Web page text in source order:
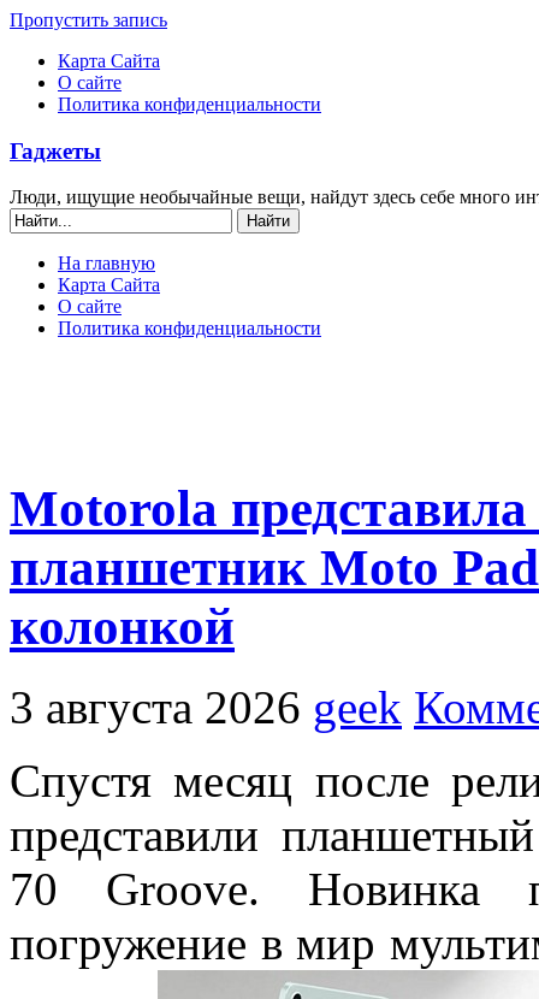
Пропустить запись
Карта Сайта
О сайте
Политика конфиденциальности
Гаджеты
Люди, ищущие необычайные вещи, найдут здесь себе много
На главную
Карта Сайта
О сайте
Политика конфиденциальности
Motorola
планшетник Moto
колонкой
3 августа 2026 geek
Спустя месяц после
представили
70 Groove. Новинка
погружение в мир